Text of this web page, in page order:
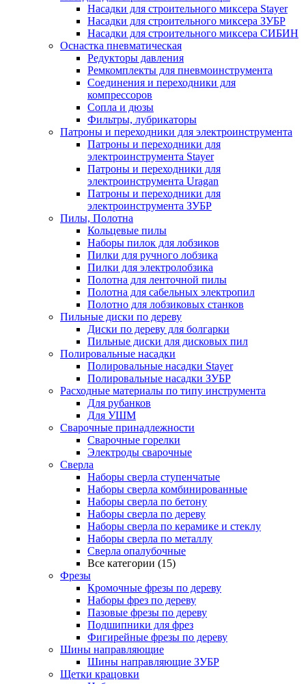
Насадки для строительного миксера Stayer
Насадки для строительного миксера ЗУБР
Насадки для строительного миксера СИБИН
Оснастка пневматическая
Редукторы давления
Ремкомплекты для пневмоинструмента
Соединения и переходники для
компрессоров
Сопла и дюзы
Фильтры, лубрикаторы
Патроны и переходники для электроинструмента
Патроны и переходники для
электроинструмента Stayer
Патроны и переходники для
электроинструмента Uragan
Патроны и переходники для
электроинструмента ЗУБР
Пилы, Полотна
Кольцевые пилы
Наборы пилок для лобзиков
Пилки для ручного лобзика
Пилки для электролобзика
Полотна для ленточной пилы
Полотна для сабельных электропил
Полотно для лобзиковых станков
Пильные диски по дереву
Диски по дереву для болгарки
Пильные диски для дисковых пил
Полировальные насадки
Полировальные насадки Stayer
Полировальные насадки ЗУБР
Расходные материалы по типу инструмента
Для рубанков
Для УШМ
Сварочные принадлежности
Сварочные горелки
Электроды сварочные
Сверла
Наборы cверла ступенчатые
Наборы сверла комбинированные
Наборы сверла по бетону
Наборы сверла по дереву
Наборы сверла по керамике и стеклу
Наборы сверла по металлу
Сверла опалубочные
Все категории (15)
Фрезы
Кромочные фрезы по дереву
Наборы фрез по дереву
Пазовые фрезы по дереву
Подшипники для фрез
Фигирейные фрезы по дереву
Шины направляющие
Шины направляющие ЗУБР
Щетки крацовки